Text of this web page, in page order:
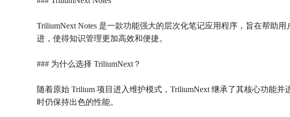
TriliumNext Notes 是一款功能强大的层次化笔记应用程序，旨在帮助
进，使得知识管理更加高效和便捷。
### 为什么选择 TriliumNext？
随着原始 Trilium 项目进入维护模式，TriliumNext 继承了其核心功能
时仍保持出色的性能。